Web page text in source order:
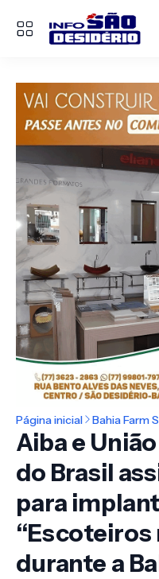
Página inicial Bahia Farm
Aiba e
do Brasil
para
“Escoteiros
durante a